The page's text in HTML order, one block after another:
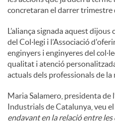
concretaran el darrer trimestre
L’aliança signada aquest
del Col·legi i l’Associació
enginyers i enginyeres del
qualitat i atenció
actuals dels professionals de la
Maria Salamero, presidenta de
Industrials de Catalunya, veu
endavant en la relació entre